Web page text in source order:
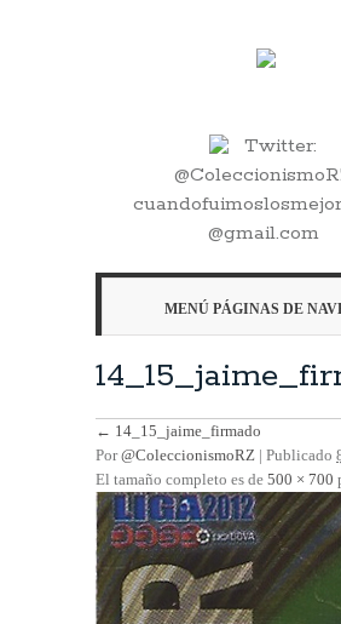
Twitter:
@gmail.com
MENÚ PÁGINAS DE
← 14_15_jaime_firmado
Por@ColeccionismoRZ | Publicado
El tamaño completo es de 500 × 700